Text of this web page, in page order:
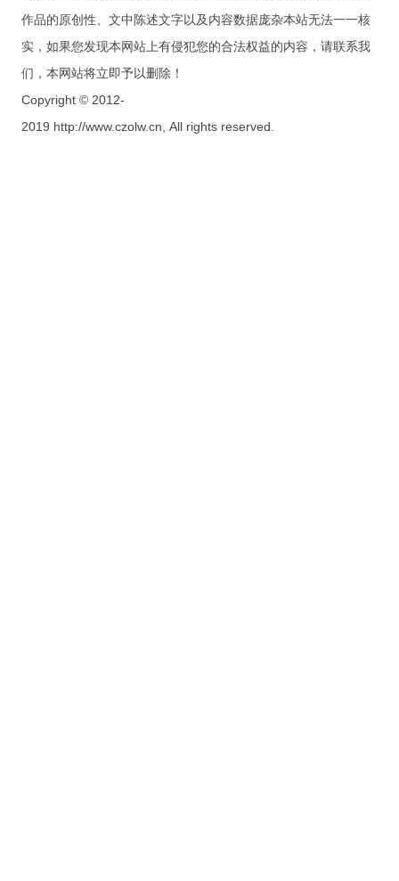
作品的原创性、文中陈述文字以及内容数据庞杂本站无法一一核
实，如果您发现本网站上有侵犯您的合法权益的内容，请联系我
们，本网站将立即予以删除！
Copyright © 2012-
2019 http://www.czolw.cn, All rights reserved.